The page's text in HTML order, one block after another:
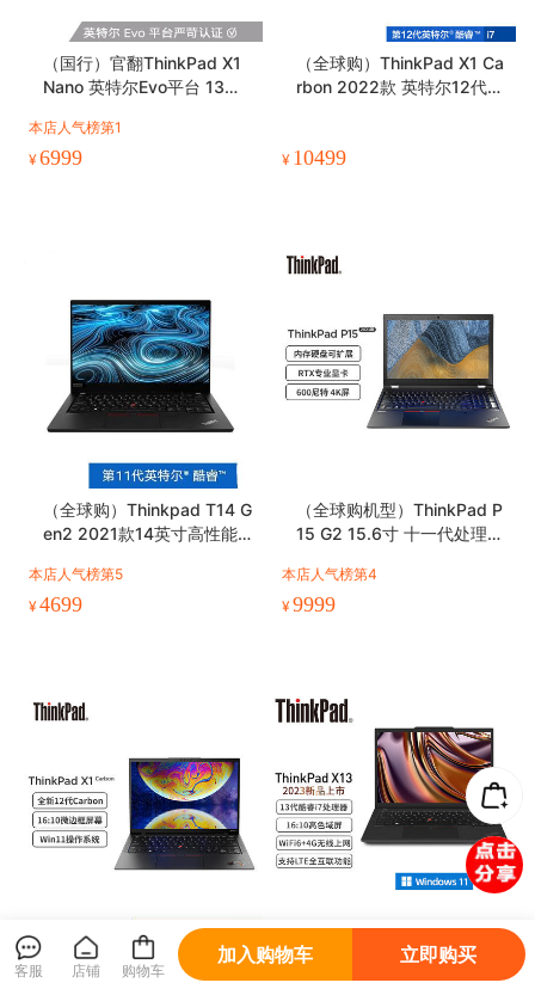
（国行）官翻ThinkPad X1
Nano 英特尔Evo平台 13英
本店人气榜第1
¥6999
（全球购）ThinkPad X1 Ca
rbon 2022款 英特尔12代酷
¥ 10499
（全球购）Thinkpad T14 G
en2 2021款14英寸高性能
本店人气榜第5
¥4699
（全球购机型）ThinkPad P
15 G2 15.6寸 十一代处理器
本店人气榜第4
¥9999
（国行）ThinkPad X1 Carb
on 2022款 英特尔12代酷睿
（国行）ThinkPad X13（2
023款） 13代13.3英寸轻薄
客服 店铺 购物车
加入购物车 立即购买